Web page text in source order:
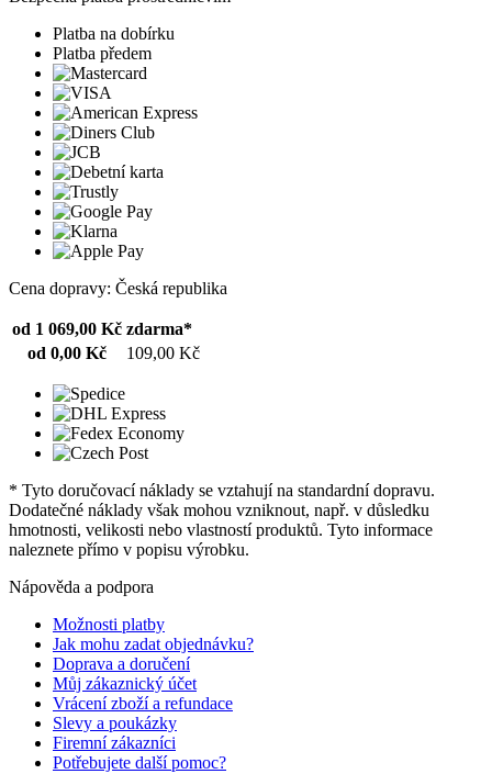
Platba na dobírku
Platba předem
Cena dopravy: Česká republika
od 1 069,00 Kč zdarma*
od 0,00 Kč
109,00 Kč
* Tyto doručovací náklady se vztahují na standardní dopravu.
Dodatečné náklady však mohou vzniknout, např. v důsledku
hmotnosti, velikosti nebo vlastností produktů. Tyto informace
naleznete přímo v popisu výrobku.
Nápověda a podpora
Možnosti platby
Jak mohu zadat objednávku?
Doprava a doručení
Můj zákaznický účet
Vrácení zboží a refundace
Slevy a poukázky
Firemní zákazníci
Potřebujete další pomoc?